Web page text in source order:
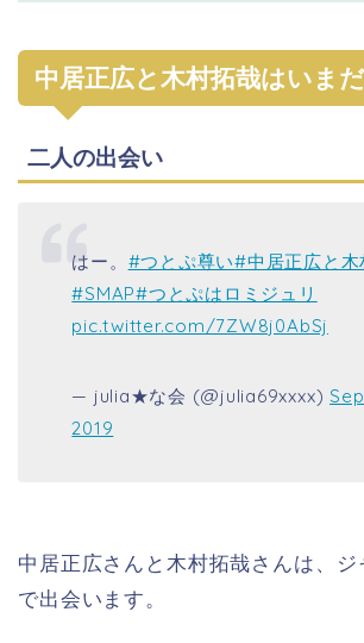
中居正広と木村拓哉はいま
二人の出会い
はー。 #つとぷ尊い#中居正広と木
#SMAP#つとぷはロミジュリ
pic.twitter.com/7ZW8j0AbSj
— julia★な会 (@julia69xxxx)
2019
中居正広さんと木村拓哉さんは、
で出会います。